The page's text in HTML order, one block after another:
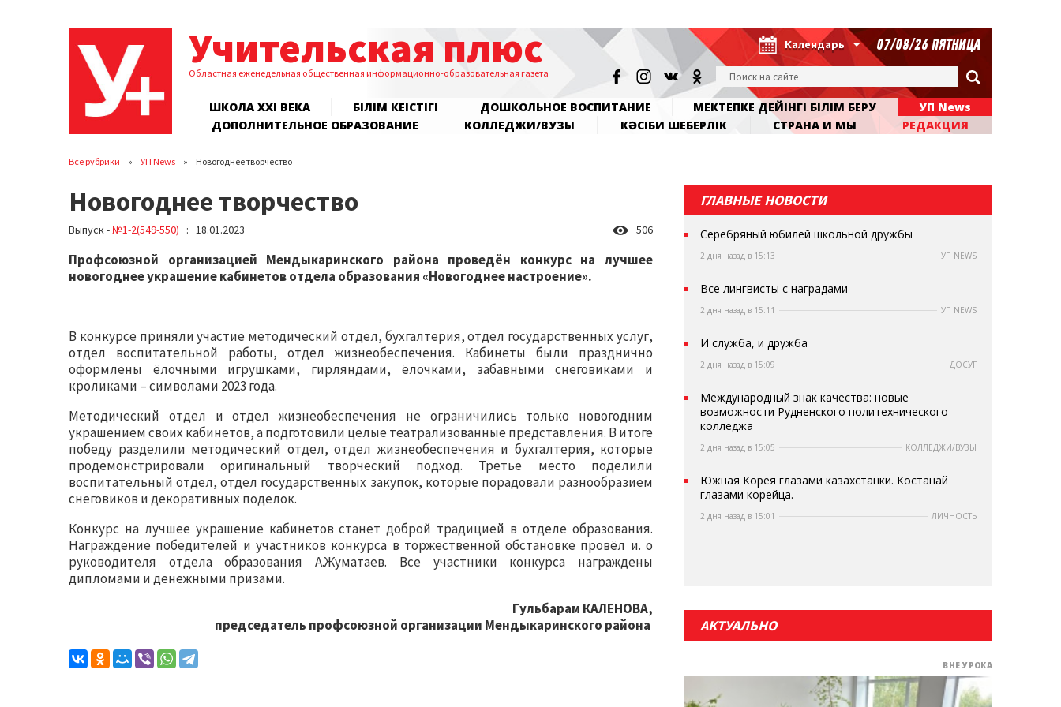
Учительская плюс
Областная еженедельная общественная информационно-образовательная газета
Календарь 07/08/26 ПЯТНИЦА
ШКОЛА XXI ВЕКА БІЛІМ КЕҢІСТІГІ ДОШКОЛЬНОЕ ВОСПИТАНИЕ МЕКТЕПКЕ ДЕЙІНГІ БІЛІМ БЕРУ
УП News
ДОПОЛНИТЕЛЬНОЕ ОБРАЗОВАНИЕ
КОЛЛЕДЖИ/ВУЗЫ КӘСІБИ ШЕБЕРЛІК СТРАНА И МЫ РЕДАКЦИЯ
Все рубрики УП News Новогоднее творчество
Новогоднее творчество
Выпуск -№1-2(549-550) : 18.01.2023 506
Профсоюзной организацией Мендыкаринского района проведён конкурс на лучшее
новогоднее украшение кабинетов отдела образования «Новогоднее настроение».
В конкурсе приняли участие методический отдел, бухгалтерия, отдел государственных услуг,
отдел воспитательной работы, отдел жизнеобеспечения. Кабинеты были празднично
оформлены ёлочными игрушками, гирляндами, ёлочками, забавными снеговиками и
кроликами – символами 2023 года.
Методический отдел и отдел жизнеобеспечения не ограничились только новогодним
украшением своих кабинетов, а подготовили целые театрализованные представления. В итоге
победу разделили методический отдел, отдел жизнеобеспечения и бухгалтерия, которые
продемонстрировали оригинальный творческий подход. Третье место поделили
воспитательный отдел, отдел государственных закупок, которые порадовали разнообразием
снеговиков и декоративных поделок.
Конкурс на лучшее украшение кабинетов станет доброй традицией в отделе образования.
Награждение победителей и участников конкурса в торжественной обстановке провёл и. о
руководителя отдела образования А.Жуматаев. Все участники конкурса награждены
дипломами и денежными призами.
Гульбарам КАЛЕНОВА,
председатель профсоюзной организации Мендыкаринского района
ГЛАВНЫЕ НОВОСТИ
Серебряный юбилей школьной дружбы
2 дня назад в 15:13 УП NEWS
Все лингвисты с наградами
2 дня назад в 15:11 УП NEWS
И служба, и дружба
2 дня назад в 15:09 ДОСУГ
Международный знак качества: новые
возможности Рудненского политехнического
колледжа
2 дня назад в 15:05 КОЛЛЕДЖИ/ВУЗЫ
Южная Корея глазами казахстанки. Костанай
глазами корейца.
2 дня назад в 15:01 ЛИЧНОСТЬ
АКТУАЛЬНО
ВНЕ УРОКА